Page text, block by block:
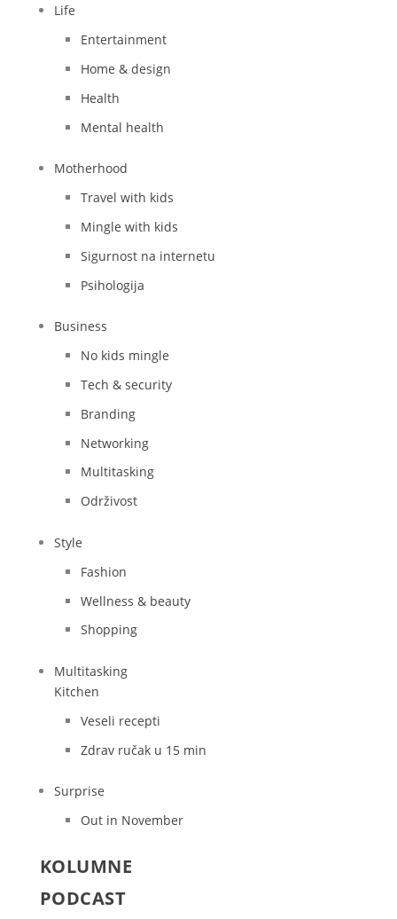
Life
Entertainment
Home & design
Health
Mental health
Motherhood
Travel with kids
Mingle with kids
Sigurnost na internetu
Psihologija
Business
No kids mingle
Tech & security
Branding
Networking
Multitasking
Održivost
Style
Fashion
Wellness & beauty
Shopping
Multitasking
Kitchen
Veseli recepti
Zdrav ručak u 15 min
Surprise
Out in November
KOLUMNE
PODCAST